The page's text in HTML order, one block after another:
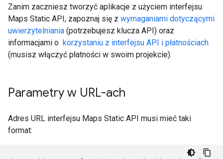
Zanim zaczniesz tworzyć aplikacje z użyciem interfejsu
Maps Static API, zapoznaj się z wymaganiami dotyczącymi
uwierzytelniania (potrzebujesz klucza API) oraz
informacjami o korzystaniu z interfejsu API i płatnościach
(musisz włączyć płatności w swoim projekcie).
Parametry w URL-ach
Adres URL interfejsu Maps Static API musi mieć taki
format: